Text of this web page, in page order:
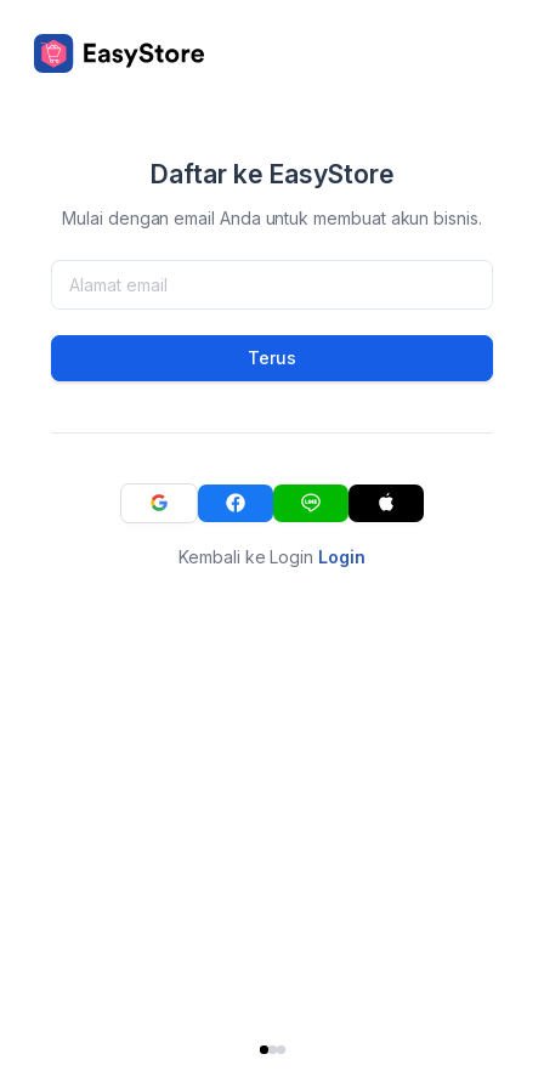
Daftar ke EasyStore
Mulai dengan email Anda untuk membuat akun bisnis.
Terus
Kembali ke Login Login